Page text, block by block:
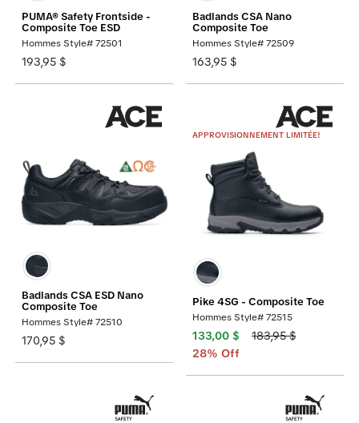
PUMA® Safety Frontside -
Composite Toe ESD
Hommes Style# 72501
193,95 $
Badlands CSA Nano
Composite Toe
Hommes Style# 72509
163,95 $
Badlands CSA ESD Nano
Composite Toe
Hommes Style# 72510
170,95 $
APPROVISIONNEMENT LIMITÉE!
Pike 4SG - Composite Toe
Hommes Style# 72515
133,00 $
183,95 $
28% Off